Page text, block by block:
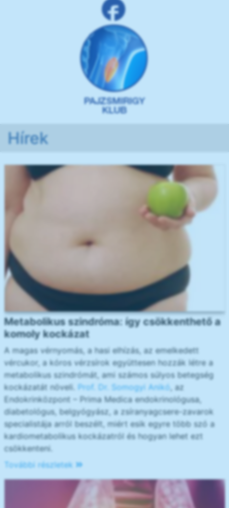
Hírek
Metabolikus szindróma: így csökkenthető a
komoly kockázat
A magas vérnyomás, a hasi elhízás, az emelkedett
vércukor, a kóros vérzsírok együttesen hozzák létre a
metabolikus szindrómát, ami számos súlyos betegség
kockázatát növeli. Prof. Dr. Somogyi Anikó, az
Endokrinközpont – Prima Medica endokrinológusa,
diabetológus, belgyógyász, a zsíranyagcsere-zavarok
specialistája arról beszélt, miért esik egyre több szó a
kardiometabolikus kockázatról és hogyan lehet ezt
csökkenteni.
További részletek